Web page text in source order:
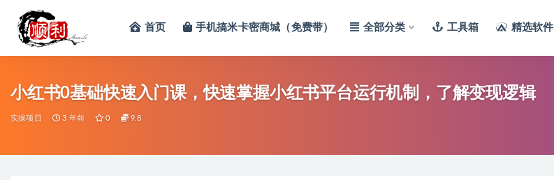
首页 手机搞米卡密商城（免费带） 全部分类 工具箱 精选软件
小红书0基础快速入门课，快速掌握小红书平台运行机制，了解变现逻辑
实操项目 3 年前 0 9.8